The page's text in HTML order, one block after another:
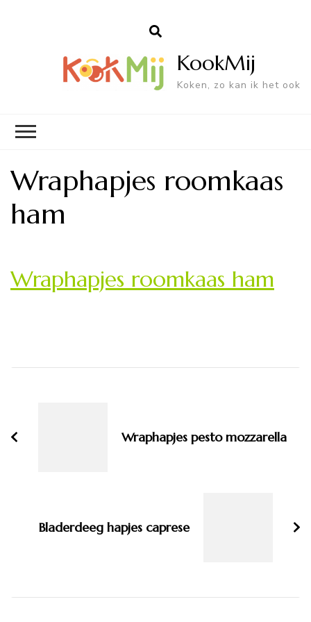
KookMij
Koken, zo kan ik het ook
Wraphapjes roomkaas
ham
Wraphapjes roomkaas ham
Wraphapjes pesto mozzarella
Bladerdeeg hapjes caprese